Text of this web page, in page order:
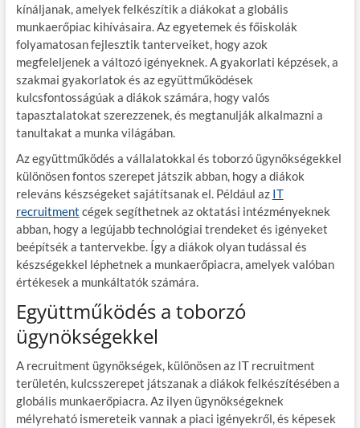
kínáljanak, amelyek felkészítik a diákokat a globális
munkaerőpiac kihívásaira. Az egyetemek és főiskolák
folyamatosan fejlesztik tanterveiket, hogy azok
megfeleljenek a változó igényeknek. A gyakorlati képzések, a
szakmai gyakorlatok és az együttműködések
kulcsfontosságúak a diákok számára, hogy valós
tapasztalatokat szerezzenek, és megtanulják alkalmazni a
tanultakat a munka világában.
Az együttműködés a vállalatokkal és toborzó ügynökségekkel
különösen fontos szerepet játszik abban, hogy a diákok
releváns készségeket sajátítsanak el. Például az IT
recruitment cégek segíthetnek az oktatási intézményeknek
abban, hogy a legújabb technológiai trendeket és igényeket
beépítsék a tantervekbe. Így a diákok olyan tudással és
készségekkel léphetnek a munkaerőpiacra, amelyek valóban
értékesek a munkáltatók számára.
Együttműködés a toborzó
ügynökségekkel
A recruitment ügynökségek, különösen az IT recruitment
területén, kulcsszerepet játszanak a diákok felkészítésében a
globális munkaerőpiacra. Az ilyen ügynökségeknek
mélyreható ismereteik vannak a piaci igényekről, és képesek